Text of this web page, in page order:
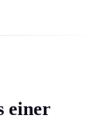
einer